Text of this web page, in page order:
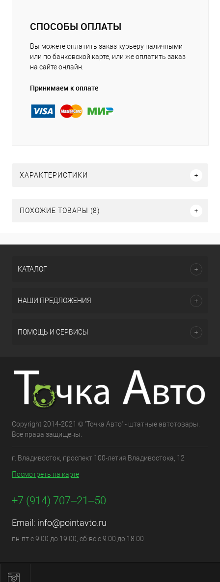
СПОСОБЫ ОПЛАТЫ
Вы можете оплатить заказ курьеру наличными
или по банковской карте, или же оплатить заказ
на сайте онлайн.
Принимаем к оплате
ХАРАКТЕРИСТИКИ
ПОХОЖИЕ ТОВАРЫ (8)
КАТАЛОГ
НАШИ ПРЕДЛОЖЕНИЯ
ПОМОЩЬ И СЕРВИСЫ
Copyright 2014-2021 © "Точка Авто" - штатные автотовары.
Все права защищены.
г. Владивосток, проспект 100-летия Владивостока, 12
Посмотреть на карте
+7 (914) 707‒21‒50
Email: info@pointavto.ru
пн-пт с 9:00 до 19:00, сб-вс с 9:00 до 18:00